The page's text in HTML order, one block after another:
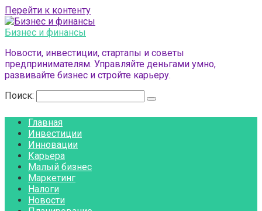
Перейти к контенту
Бизнес и финансы
Новости, инвестиции, стартапы и советы
предпринимателям. Управляйте деньгами умно,
развивайте бизнес и стройте карьеру.
Поиск:
Главная
Инвестиции
Инновации
Карьера
Малый бизнес
Маркетинг
Налоги
Новости